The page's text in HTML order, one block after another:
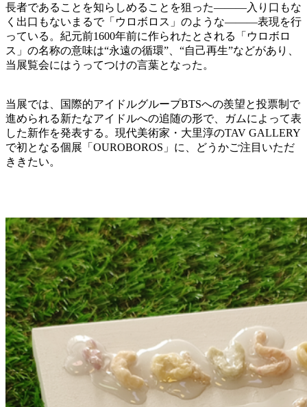
長者であることを知らしめることを狙った———入り口もな
く出口もないまるで「ウロボロス」のような———表現を行
っている。紀元前1600年前に作られたとされる「ウロボロ
ス」の名称の意味は“永遠の循環”、“自己再生”などがあり、
当展覧会にはうってつけの言葉となった。
当展では、国際的アイドルグループBTSへの羨望と投票制で
進められる新たなアイドルへの追随の形で、ガムによって表
した新作を発表する。現代美術家・大里淳のTAV GALLERY
で初となる個展「OUROBOROS」に、どうかご注目いただ
ききたい。